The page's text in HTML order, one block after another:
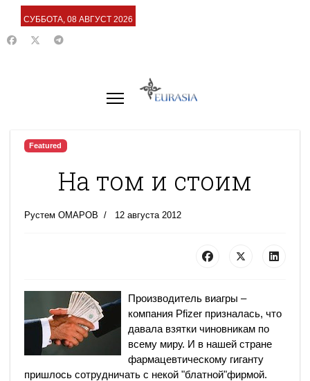
СУББОТА, 08 АВГУСТ 2026
Featured
На том и стоим
Рустем ОМАРОВ 12 августа 2012
Производитель виагры –
компания Pfizer призналась, что
давала взятки чиновникам по
всему миру. И в нашей стране
фармацевтическому гиганту
пришлось сотрудничать с некой "блатной"фирмой.